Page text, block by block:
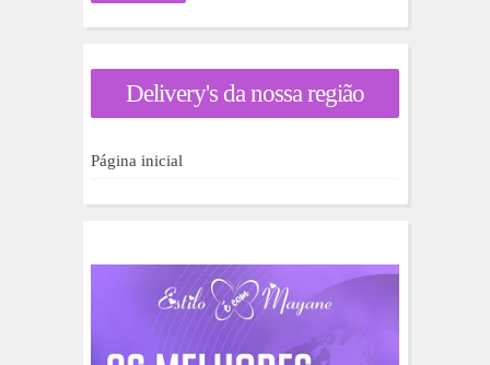
a
p
r
Delivery's da nossa região
Página inicial